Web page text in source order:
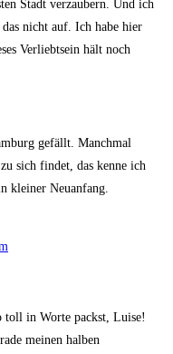
Stadt verzaubern. Und ich
nicht auf. Ich habe hier
Verliebtsein hält noch
gefällt. Manchmal
sich findet, das kenne ich
kleiner Neuanfang.
toll in Worte packst, Luise!
meinen halben